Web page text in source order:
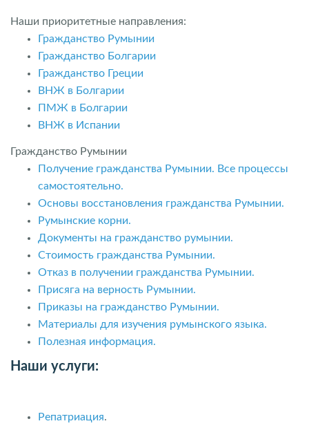
Наши приоритетные направления:
Гражданство Румынии
Гражданство Болгарии
Гражданство Греции
ВНЖ в Болгарии
ПМЖ в Болгарии
ВНЖ в Испании
Гражданство Румынии
Получение гражданства Румынии. Все процессы
самостоятельно.
Основы восстановления гражданства Румынии.
Румынские корни.
Документы на гражданство румынии.
Стоимость гражданства Румынии.
Отказ в получении гражданства Румынии.
Присяга на верность Румынии.
Приказы на гражданство Румынии.
Материалы для изучения румынского языка.
Полезная информация.
Наши услуги:
Репатриация.